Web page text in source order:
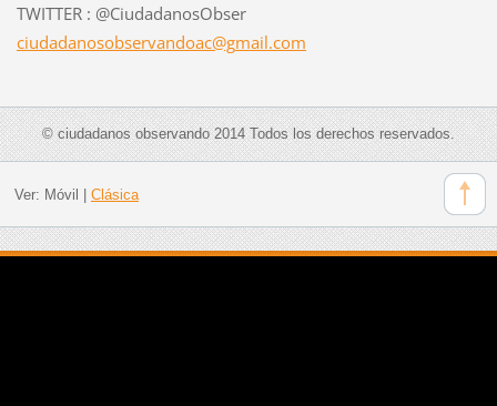
TWITTER : @CiudadanosObser
ciudadanosobservandoac@gmail.com
© ciudadanos observando 2014 Todos los derechos reservados.
Ver: Móvil Clásica